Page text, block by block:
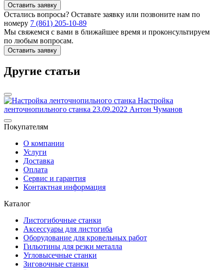
Оставить заявку
Остались вопросы? Оставьте заявку или позвоните нам по
номеру 7 (861) 205-10-89
Мы свяжемся с вами в ближайшее время и проконсультируем
по любым вопросам.
Оставить заявку
Другие статьи
Настройка
ленточнопильного станка 23.09.2022 Антон Чуманов
Покупателям
О компании
Услуги
Доставка
Оплата
Сервис и гарантия
Контактная информация
Каталог
Листогибочные станки
Аксессуары для листогиба
Оборудование для кровельных работ
Гильотины для резки металла
Угловысечные станки
Зиговочные станки